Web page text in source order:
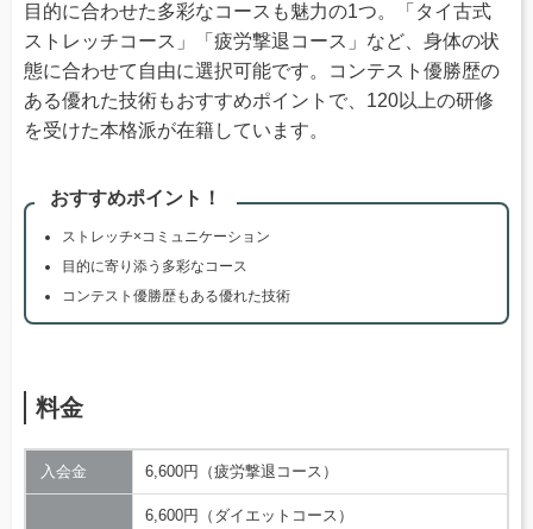
目的に合わせた多彩なコースも魅力の1つ。「タイ古式
ストレッチコース」「疲労撃退コース」など、身体の状
態に合わせて自由に選択可能です。コンテスト優勝歴の
ある優れた技術もおすすめポイントで、120以上の研修
を受けた本格派が在籍しています。
おすすめポイント！
ストレッチ×コミュニケーション
目的に寄り添う多彩なコース
コンテスト優勝歴もある優れた技術
料金
入会金 6,600円（疲労撃退コース）
6,600円（ダイエットコース）